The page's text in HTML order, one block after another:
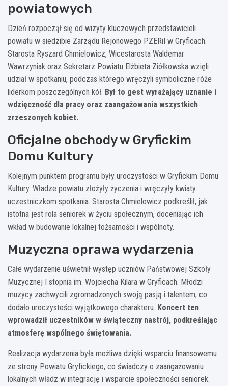
powiatowych
Dzień rozpoczął się od wizyty kluczowych przedstawicieli
powiatu w siedzibie Zarządu Rejonowego PZERiI w Gryficach.
Starosta Ryszard Chmielowicz, Wicestarosta Waldemar
Wawrzyniak oraz Sekretarz Powiatu Elżbieta Ziółkowska wzięli
udział w spotkaniu, podczas którego wręczyli symboliczne róże
liderkom poszczególnych kół. Był to gest wyrażający uznanie i
wdzięczność dla pracy oraz zaangażowania wszystkich
zrzeszonych kobiet.
Oficjalne obchody w Gryfickim
Domu Kultury
Kolejnym punktem programu były uroczystości w Gryfickim Domu
Kultury. Władze powiatu złożyły życzenia i wręczyły kwiaty
uczestniczkom spotkania. Starosta Chmielowicz podkreślił, jak
istotna jest rola seniorek w życiu społecznym, doceniając ich
wkład w budowanie lokalnej tożsamości i wspólnoty.
Muzyczna oprawa wydarzenia
Całe wydarzenie uświetnił występ uczniów Państwowej Szkoły
Muzycznej I stopnia im. Wojciecha Kilara w Gryficach. Młodzi
muzycy zachwycili zgromadzonych swoją pasją i talentem, co
dodało uroczystości wyjątkowego charakteru. Koncert ten
wprowadził uczestników w świąteczny nastrój, podkreślając
atmosferę wspólnego świętowania.
Realizacja wydarzenia była możliwa dzięki wsparciu finansowemu
ze strony Powiatu Gryfickiego, co świadczy o zaangażowaniu
lokalnych władz w integrację i wsparcie społeczności seniorek.